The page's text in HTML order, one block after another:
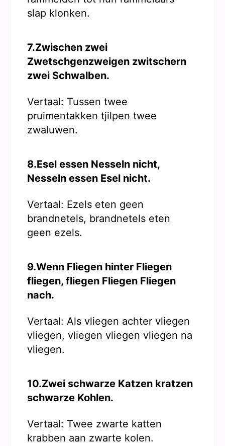
slap klonken.
7.Zwischen zwei
Zwetschgenzweigen zwitschern
zwei Schwalben.
Vertaal: Tussen twee
pruimentakken tjilpen twee
zwaluwen.
8.Esel essen Nesseln nicht,
Nesseln essen Esel nicht.
Vertaal: Ezels eten geen
brandnetels, brandnetels eten
geen ezels.
9.Wenn Fliegen hinter Fliegen
fliegen, fliegen Fliegen Fliegen
nach.
Vertaal: Als vliegen achter vliegen
vliegen, vliegen vliegen vliegen na
vliegen.
10.Zwei schwarze Katzen kratzen
schwarze Kohlen.
Vertaal: Twee zwarte katten
krabben aan zwarte kolen.